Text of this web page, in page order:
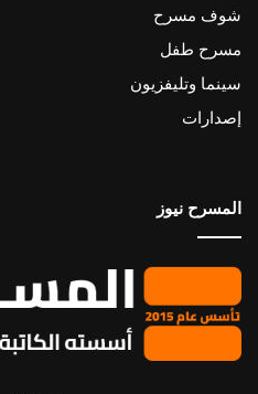
شوف مسرح
مسرح طفل
سينما وتليفزيون
إصدارات
المسرح نيوز